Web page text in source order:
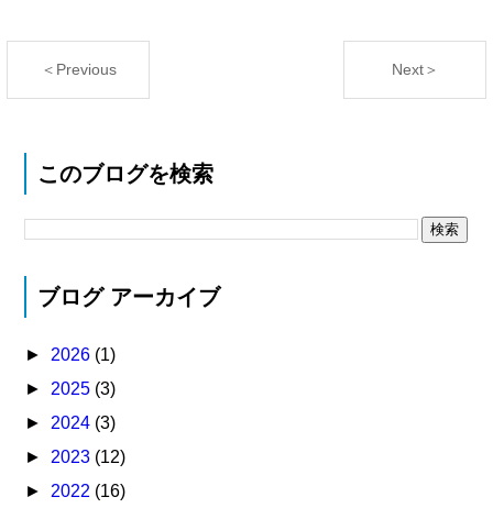
＜Previous Next＞
このブログを検索
ブログ アーカイブ
► 2026 (1)
► 2025 (3)
► 2024 (3)
► 2023 (12)
► 2022 (16)